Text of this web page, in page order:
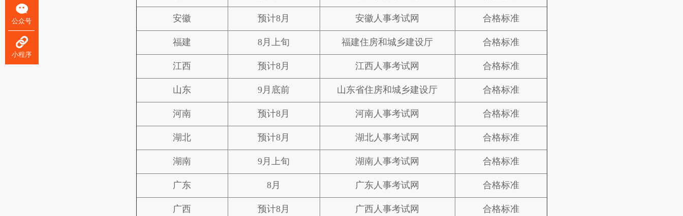
安徽 预计8月 安徽人事考试网 合格标准
福建 8月上旬 福建住房和城乡建设厅 合格标准
江西 预计8月 江西人事考试网 合格标准
山东 9月底前 山东省住房和城乡建设厅 合格标准
河南 预计8月 河南人事考试网 合格标准
湖北 预计8月 湖北人事考试网 合格标准
湖南 9月上旬 湖南人事考试网 合格标准
广东 8月 广东人事考试网 合格标准
广西 预计8月 广西人事考试网 合格标准
公众号
小程序